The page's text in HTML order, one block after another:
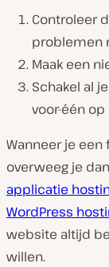
Controleer
problemen
Maak een
Schakel al
voor-één
Wanneer je
overweeg je
applicatie
WordPress
website altijd
willen.